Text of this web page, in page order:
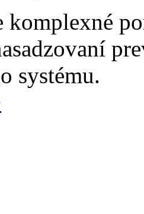
komplexné
systému.